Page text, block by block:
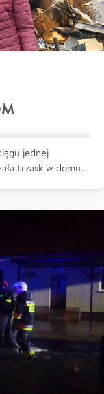
jednej
trzask w domu…